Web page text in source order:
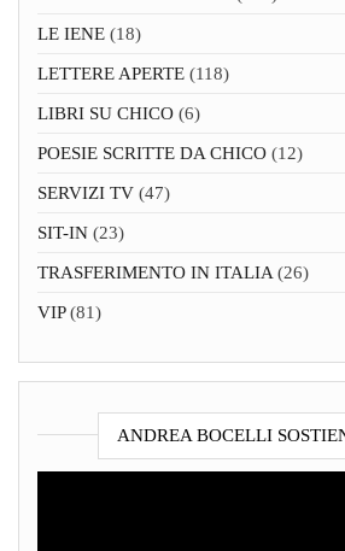
LE IENE (18)
LETTERE APERTE (118)
LIBRI SU CHICO (6)
POESIE SCRITTE DA CHICO (12)
SERVIZI TV (47)
SIT-IN (23)
TRASFERIMENTO IN ITALIA (26)
VIP(81)
ANDREA BOCELLI